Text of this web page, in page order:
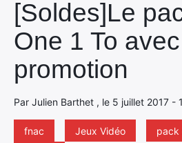
[Soldes]Le
One 1 To
promotion
Par Julien Barthet , le 5 juillet 2017 -
fnac Jeux Vidéo
pack